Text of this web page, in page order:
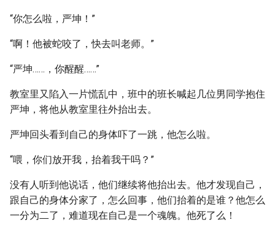
“你怎么啦，严坤！”
“啊！他被蛇咬了，快去叫老师。”
“严坤……，你醒醒……”
教室里又陷入一片慌乱中，班中的班长喊起几位男同学抱住
严坤，将他从教室里往外抬出去。
严坤回头看到自己的身体吓了一跳，他怎么啦。
“喂，你们放开我，抬着我干吗？”
没有人听到他说话，他们继续将他抬出去。他才发现自己，
跟自己的身体分家了，怎么回事，他们抬着的是谁？他怎么
一分为二了，难道现在自己是一个魂魄。他死了么！